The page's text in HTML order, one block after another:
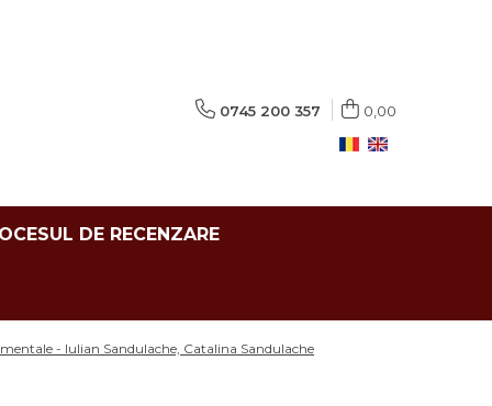
0745 200 357 0,00
DE RECENZARE
- Iulian Sandulache, Catalina Sandulache